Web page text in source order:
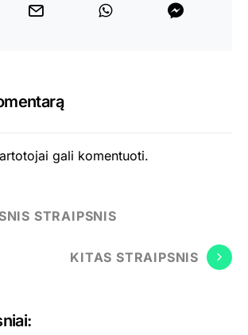
gali komentuoti.
STRAIPSNIS
KITAS STRAIPSNIS